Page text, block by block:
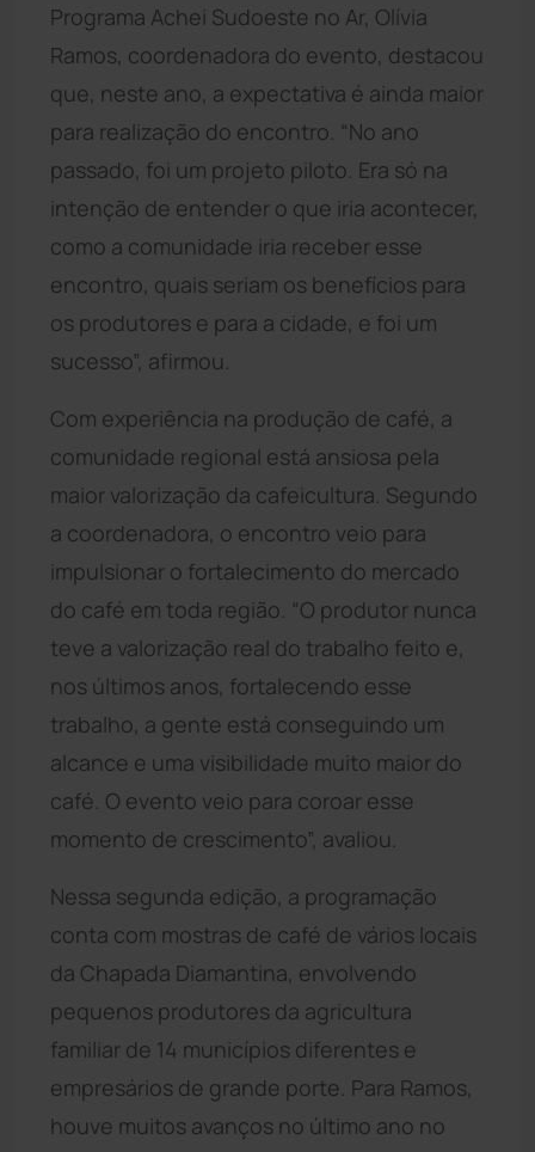
Programa Achei Sudoeste no Ar, Olívia
Ramos, coordenadora do evento, destacou
que, neste ano, a expectativa é ainda maior
para realização do encontro. “No ano
passado, foi um projeto piloto. Era só na
intenção de entender o que iria acontecer,
como a comunidade iria receber esse
encontro, quais seriam os benefícios para
os produtores e para a cidade, e foi um
sucesso”, afirmou.
Com experiência na produção de café, a
comunidade regional está ansiosa pela
maior valorização da cafeicultura. Segundo
a coordenadora, o encontro veio para
impulsionar o fortalecimento do mercado
do café em toda região. “O produtor nunca
teve a valorização real do trabalho feito e,
nos últimos anos, fortalecendo esse
trabalho, a gente está conseguindo um
alcance e uma visibilidade muito maior do
café. O evento veio para coroar esse
momento de crescimento”, avaliou.
Nessa segunda edição, a programação
conta com mostras de café de vários locais
da Chapada Diamantina, envolvendo
pequenos produtores da agricultura
familiar de 14 municípios diferentes e
empresários de grande porte. Para Ramos,
houve muitos avanços no último ano no